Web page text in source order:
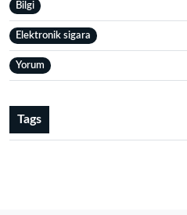
Bilgi
Elektronik sigara
Yorum
Tags